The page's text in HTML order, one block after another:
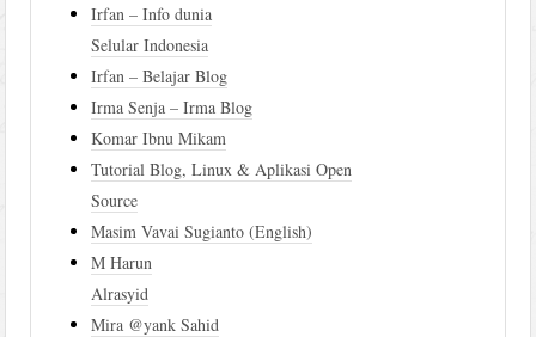
Irfan – Info dunia
Selular Indonesia
Irfan – Belajar Blog
Irma Senja – Irma Blog
Komar Ibnu Mikam
Tutorial Blog, Linux & Aplikasi Open
Source
Masim Vavai Sugianto (English)
M Harun
Alrasyid
Mira @yank Sahid